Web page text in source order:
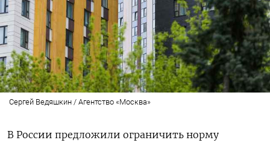
Сергей Ведяшкин / Агентство «Москва»
В России предложили ограничить норму